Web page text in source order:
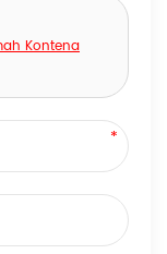
Kontena